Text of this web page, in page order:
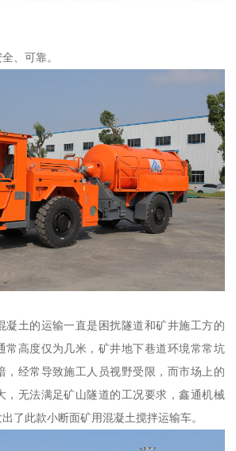
、可靠。
凝土的运输一直是困扰隧道和矿井施工方的
常高度仅为几米，矿井地下巷道环境常常坑
，经常导致施工人员视野受限，而市场上的
，无法满足矿山隧道的工况要求，鑫通机械
了此款小断面矿用混凝土搅拌运输车。